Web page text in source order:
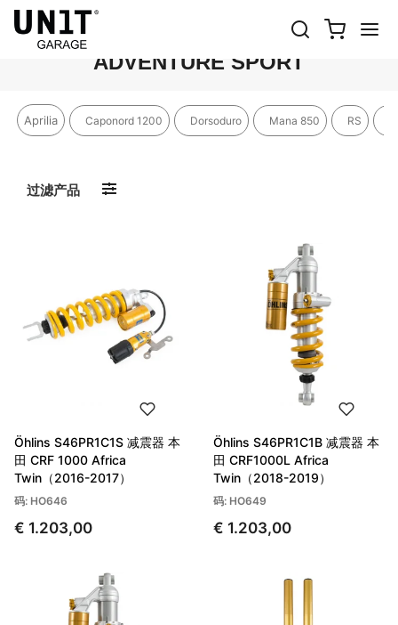
CRF 1000 AFRICA TWIN E
ADVENTURE SPORT
Aprilia Caponord 1200 Dorsoduro Mana 850 RS
过滤产品
Öhlins S46PR1C1S 减震器 本
田 CRF 1000 Africa
Twin（2016-2017）
码: HO646
€ 1.203,00
Öhlins S46PR1C1B 减震器 本
田 CRF1000L Africa
Twin（2018-2019）
码: HO649
€ 1.203,00